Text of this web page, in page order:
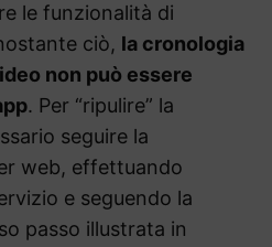
le funzionalità di
ciò, la cronologia
non può essere
. Per “ripulire” la
seguire la
web, effettuando
e seguendo la
passo illustrata in